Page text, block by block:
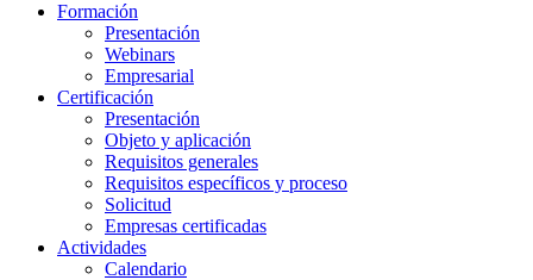
Formación
Presentación
Webinars
Empresarial
Certificación
Presentación
Objeto y aplicación
Requisitos generales
Requisitos específicos y proceso
Solicitud
Empresas certificadas
Actividades
Calendario